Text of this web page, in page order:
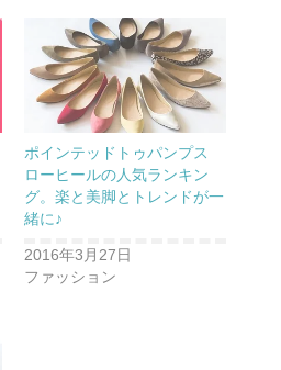
ポインテッドトゥパンプス
ローヒールの人気ランキン
グ。楽と美脚とトレンドが一
緒に♪
2016年3月27日
ファッション